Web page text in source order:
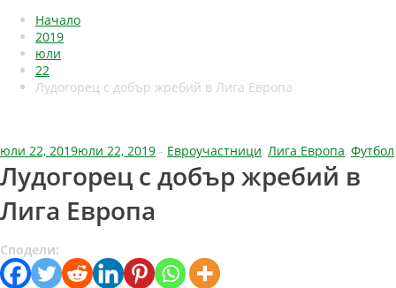
Начало
2019
юли
22
Лудогорец с добър жребий в Лига Европа
юли 22, 2019юли 22, 2019 - Евроучастници, Лига Европа, Футбол
Лудогорец с добър жребий в
Лига Европа
Сподели: